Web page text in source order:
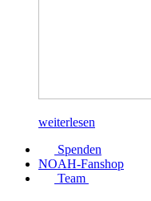
weiterlesen
Spenden
NOAH-Fanshop
Team